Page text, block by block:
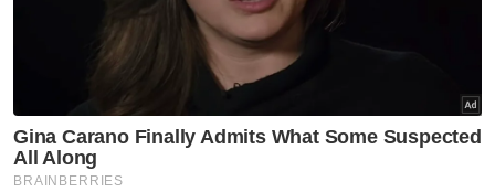
mengikut Seksyen 376 (2)(d) kanun sama,
memperuntukkan hukuman penjara antara
10 hingga 30 tahun dan sebatan, jika sabit
kesalahan.